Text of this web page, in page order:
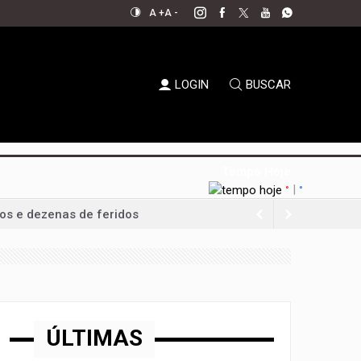
A +A -
LOGIN BUSCAR
° | °
e dezenas de feridos
político
Uva e do Vinho
ÚLTIMAS